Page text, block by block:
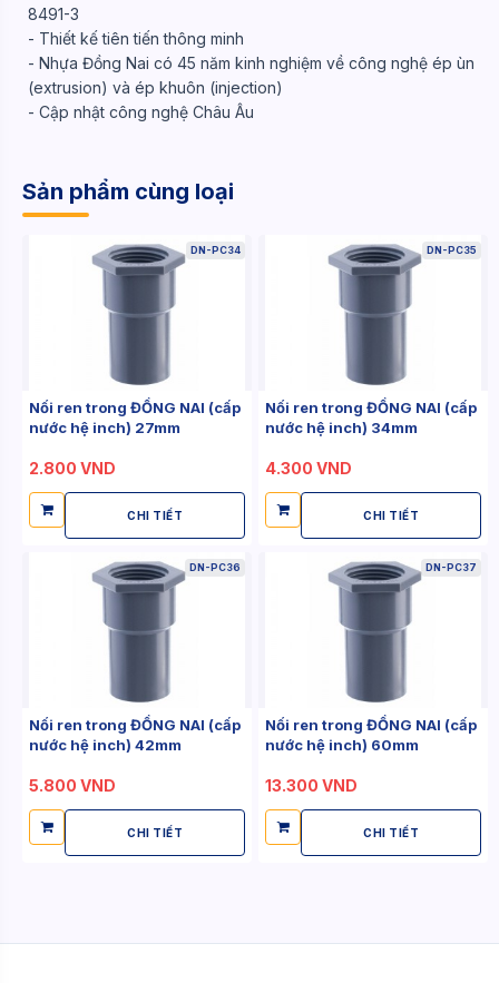
8491-3
- Thiết kế tiên tiến thông minh
- Nhựa Đồng Nai có 45 năm kinh nghiệm về công nghệ ép ùn
(extrusion) và ép khuôn (injection)
- Cập nhật công nghệ Châu Âu
Sản phẩm cùng loại
DN-PC34
Nối ren trong ĐỒNG NAI (cấp
nước hệ inch) 27mm
2.800 VND
CHI TIẾT
DN-PC35
Nối ren trong ĐỒNG NAI (cấp
nước hệ inch) 34mm
4.300 VND
CHI TIẾT
DN-PC36
Nối ren trong ĐỒNG NAI (cấp
nước hệ inch) 42mm
5.800 VND
CHI TIẾT
DN-PC37
Nối ren trong ĐỒNG NAI (cấp
nước hệ inch) 60mm
13.300 VND
CHI TIẾT